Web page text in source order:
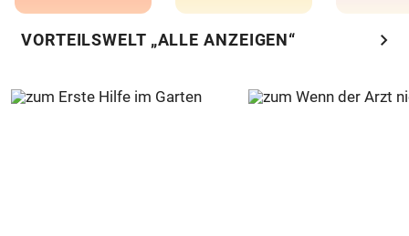
VORTEILSWELT „ALLE ANZEIGEN“ chevron_right